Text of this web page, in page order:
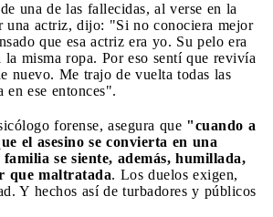
una de las fallecidas, al verse en la
una actriz, dijo: "Si no conociera mejor
que esa actriz era yo. Su pelo era
misma ropa. Por eso sentí que revivía
nuevo. Me trajo de vuelta todas las
en ese entonces".
forense, asegura que "cuando a
el asesino se convierta en una
familia se siente, además, humillada,
que maltratada. Los duelos exigen,
Y hechos así de turbadores y públicos